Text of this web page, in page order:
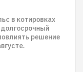
в котировках
решение